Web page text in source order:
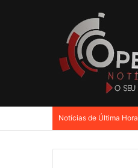
Notícias de Última Hora